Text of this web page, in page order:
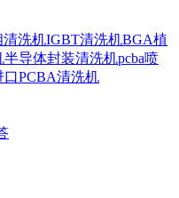
清洗机IGBT清洗机BGA植
半导体封装清洗机pcba喷
口PCBA清洗机